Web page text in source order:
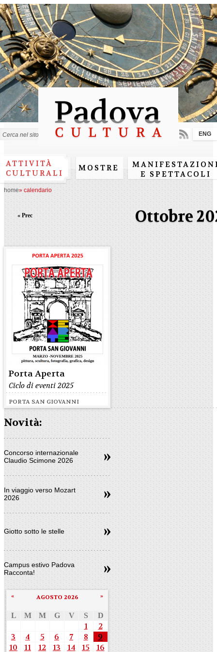
Salta al
contenuto
principale
ATTIVITÀ
CULTURALI
MOSTRE
E SPETTACOLI
ENG
home» calendario
Ottobre
« Prec
Porta Aperta
Ciclo di eventi 2025
PORTA SAN GIOVANNI
Novità:
Concorso internazionale
Claudio Scimone 2026
In viaggio verso Mozart
2026
Giotto sotto le stelle
Campus estivo Padova
Racconta!
AGOSTO 2026
« »
L M M G V S D
1
2
3
4 5 6 7 8
9
10
11 12 13 14 15 16